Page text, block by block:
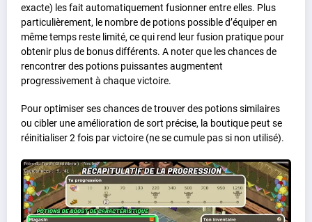
exacte) les fait automatiquement fusionner entre elles. Plus
particulièrement, le nombre de potions possible d’équiper en
même temps reste limité, ce qui rend leur fusion pratique pour
obtenir plus de bonus différents. A noter que les chances de
rencontrer des potions puissantes augmentent
progressivement à chaque victoire.
Pour optimiser ses chances de trouver des potions similaires
ou cibler une amélioration de sort précise, la boutique peut se
réinitialiser 2 fois par victoire (ne se cumule pas si non utilisé).